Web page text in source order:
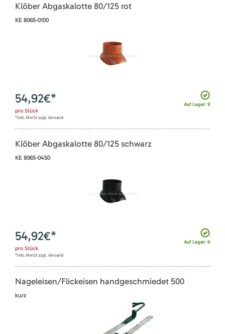
Klöber Abgaskalotte 80/125 rot
KE 8065-0100
Auf Lager: 9
54,92€*
pro Stück
*inkl. MwSt zzgl. Versand
Klöber Abgaskalotte 80/125 schwarz
KE 8065-0450
Auf Lager: 6
54,92€*
pro Stück
*inkl. MwSt zzgl. Versand
Nageleisen/Flickeisen handgeschmiedet 500
kurz